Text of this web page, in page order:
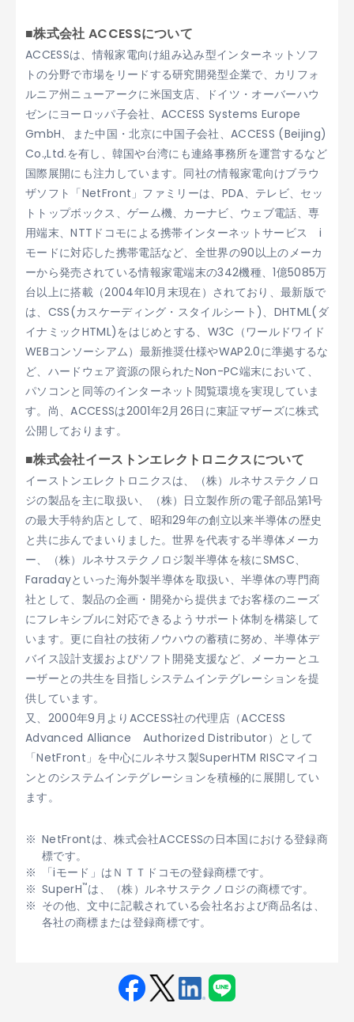
■株式会社 ACCESSについて
ACCESSは、情報家電向け組み込み型インターネットソフ
トの分野で市場をリードする研究開発型企業で、カリフォ
ルニア州ニューアークに米国支店、ドイツ・オーバーハウ
ゼンにヨーロッパ子会社、ACCESS Systems Europe
GmbH、また中国・北京に中国子会社、ACCESS (Beijing)
Co.,Ltd.を有し、韓国や台湾にも連絡事務所を運営するなど
国際展開にも注力しています。同社の情報家電向けブラウ
ザソフト「NetFront」ファミリーは、PDA、テレビ、セッ
トトップボックス、ゲーム機、カーナビ、ウェブ電話、専
用端末、NTTドコモによる携帯インターネットサービス i
モードに対応した携帯電話など、全世界の90以上のメーカ
ーから発売されている情報家電端末の342機種、1億5085万
台以上に搭載（2004年10月末現在）されており、最新版で
は、CSS(カスケーディング・スタイルシート)、DHTML(ダ
イナミックHTML)をはじめとする、W3C（ワールドワイド
WEBコンソーシアム）最新推奨仕様やWAP2.0に準拠するな
ど、ハードウェア資源の限られたNon-PC端末において、
パソコンと同等のインターネット閲覧環境を実現していま
す。尚、ACCESSは2001年2月26日に東証マザーズに株式
公開しております。
■株式会社イーストンエレクトロニクスについて
イーストンエレクトロニクスは、（株）ルネサステクノロ
ジの製品を主に取扱い、（株）日立製作所の電子部品第1号
の最大手特約店として、昭和29年の創立以来半導体の歴史
と共に歩んでまいりました。世界を代表する半導体メーカ
ー、（株）ルネサステクノロジ製半導体を核にSMSC、
Faradayといった海外製半導体を取扱い、半導体の専門商
社として、製品の企画・開発から提供までお客様のニーズ
にフレキシブルに対応できるようサポート体制を構築して
います。更に自社の技術ノウハウの蓄積に努め、半導体デ
バイス設計支援およびソフト開発支援など、メーカーとユ
ーザーとの共生を目指しシステムインテグレーションを提
供しています。
又、2000年9月よりACCESS社の代理店（ACCESS
Advanced Alliance Authorized Distributor）として
「NetFront」を中心にルネサス製SuperHTM RISCマイコ
ンとのシステムインテグレーションを積極的に展開してい
ます。
NetFrontは、株式会社ACCESSの日本国における登録商
標です。
「iモード」はＮＴＴドコモの登録商標です。
SuperH™は、（株）ルネサステクノロジの商標です。
その他、文中に記載されている会社名および商品名は、
各社の商標または登録商標です。